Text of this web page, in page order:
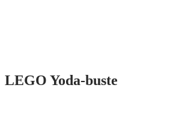
LEGO Yoda-buste